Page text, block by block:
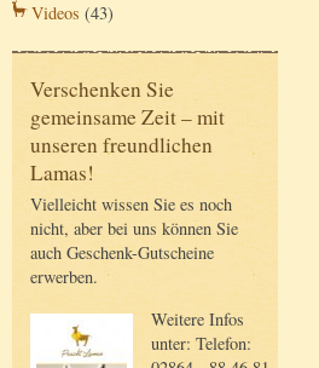
Videos (43)
Verschenken Sie
gemeinsame Zeit – mit
unseren freundlichen
Lamas!
Vielleicht wissen Sie es noch
nicht, aber bei uns können Sie
auch Geschenk-Gutscheine
erwerben.
Weitere Infos
unter: Telefon: